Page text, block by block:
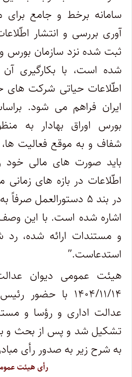
سامانه برخط و جامع برای
آوری بررسی و انتشار
ثبت شده نزد سازمان بورس و
شده است، با بکارگیری
اطّلاعات حیاتی شرکت های
ایران فراهم می شود.
بورس اوراق بهادار به
شفاف و به موقع فعالیت
باید صورت های مالی خود
اطّلاعات در بازه های زمانی
در بند ۵ دستورالعمل
اشاره شده است. با این
و مستندات ارائه شده،
استدعاست.”
هیئت عمومی دیوان
۱۴۰۴/۱۱/۱۴ با
عدالت اداری و رؤسا و
تشکیل شد و پس از بحث و
به شرح زیر به صدور رأی
رأی هیئت